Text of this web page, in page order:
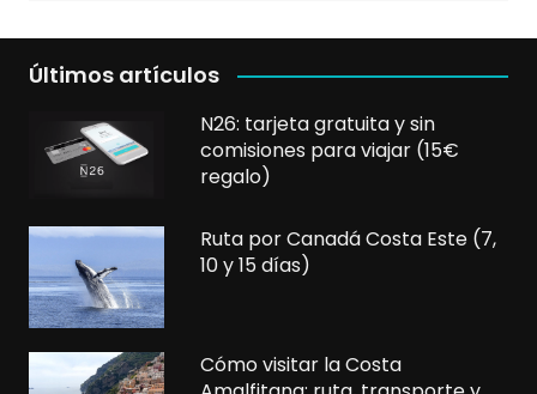
Últimos artículos
N26: tarjeta gratuita y sin
comisiones para viajar (15€
regalo)
Ruta por Canadá Costa Este (7,
10 y 15 días)
Cómo visitar la Costa